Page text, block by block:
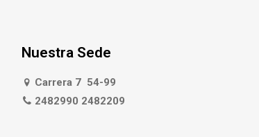
Nuestra Sede
Carrera 7 54-99
2482990 2482209